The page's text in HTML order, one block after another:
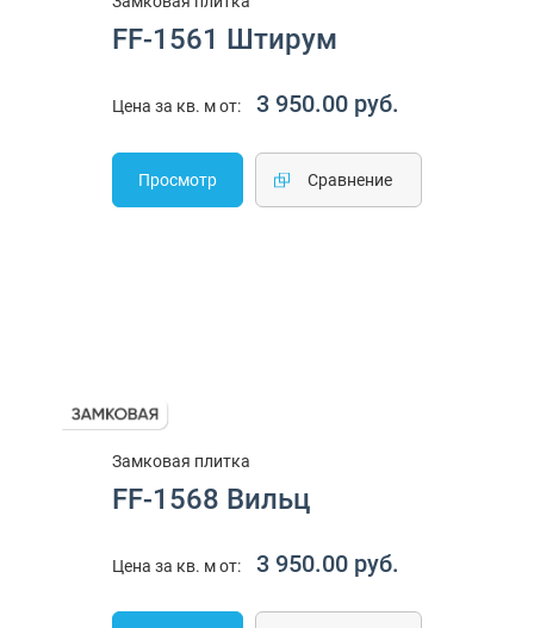
FF-1561 Штирум
Цена за кв. м от: 3 950.00 руб.
Просмотр Cравнение
Замковая плитка
FF-1568 Вильц
Цена за кв. м от: 3 950.00 руб.